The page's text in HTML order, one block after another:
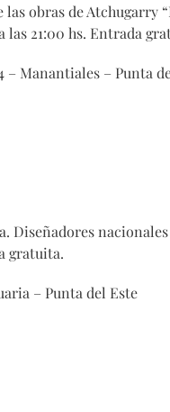
obras de Atchugarry
las 21:00 hs. Entrada
– Manantiales – Punta
Diseñadores
gratuita.
– Punta del Este